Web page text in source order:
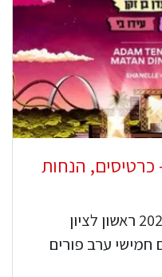
פארק פורים 2025 - כרטיסים, הנחות
פסטיבל לייב פארק פורים 2025 ראשון לציון
ב-13 במרץ 2025, יום חמישי ערב פורים